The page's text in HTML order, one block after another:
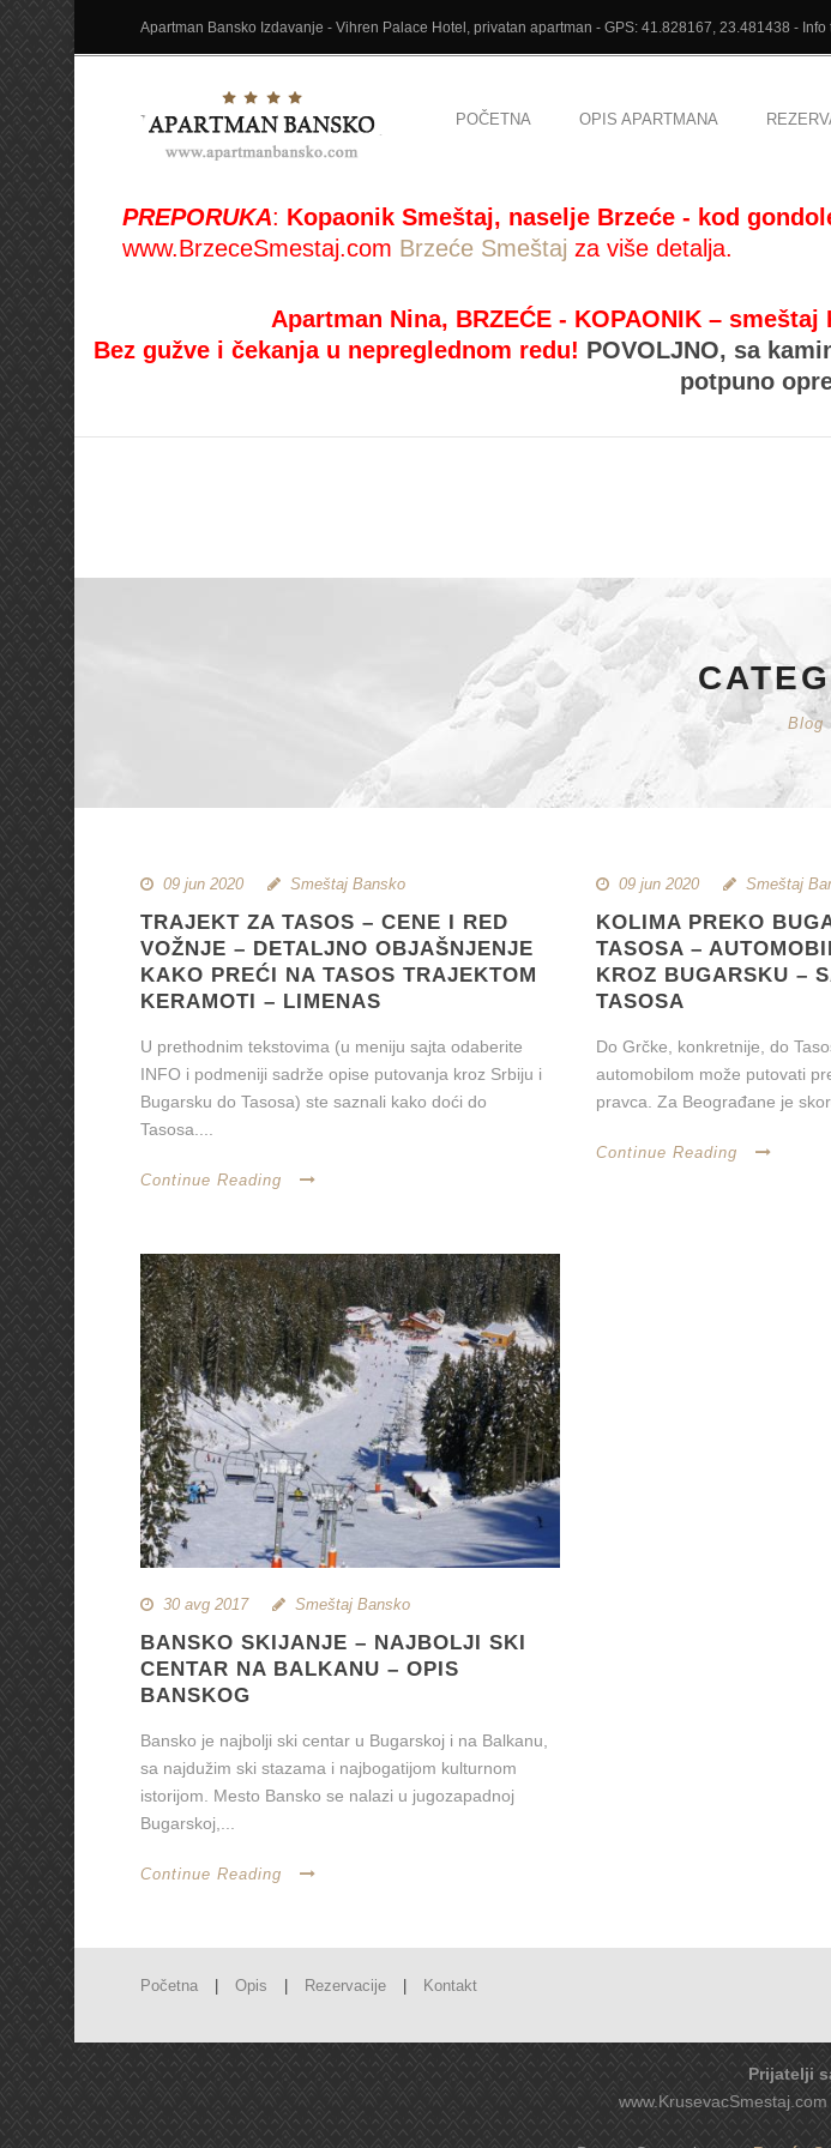
Apartman Bansko Izdavanje - Vihren Palace Hotel, privatan apartman - GPS: 41.828167, 23.481438 - Info
POČETNA OPIS APARTMANA
PREPORUKA: Kopaonik Smeštaj, naselje Brzeće - kod
www.BrzeceSmestaj.com Brzeće Smeštaj za više detalja.
Apartman Nina, BRZEĆE - KOPAONIK –
Bez gužve i čekanja u nepreglednom redu! POVOLJNO, sa
potpuno
Blog
09 jun 2020 Smeštaj Bansko
TRAJEKT ZA TASOS – CENE I RED
VOŽNJE – DETALJNO OBJAŠNJENJE
KAKO PREĆI NA TASOS TRAJEKTOM
KERAMOTI – LIMENAS
U prethodnim tekstovima (u meniju sajta odaberite
INFO i podmeniji sadrže opise putovanja kroz Srbiju i
Bugarsku do Tasosa) ste saznali kako doći do
Tasosa....
Continue Reading
09 jun 2020 Smeštaj
KOLIMA PREKO
TASOSA –
KROZ BUGARSKU –
TASOSA
Do Grčke, konkretnije, do
automobilom može putovati
pravca. Za Beograđane je
Continue Reading
30 avg 2017 Smeštaj Bansko
BANSKO SKIJANJE – NAJBOLJI SKI
CENTAR NA BALKANU – OPIS
BANSKOG
Bansko je najbolji ski centar u Bugarskoj i na Balkanu,
sa najdužim ski stazama i najbogatijom kulturnom
istorijom. Mesto Bansko se nalazi u jugozapadnoj
Bugarskoj,...
Continue Reading
Početna Opis Rezervacije Kontakt
Prijatelji
www.KrusevacSmestaj.com